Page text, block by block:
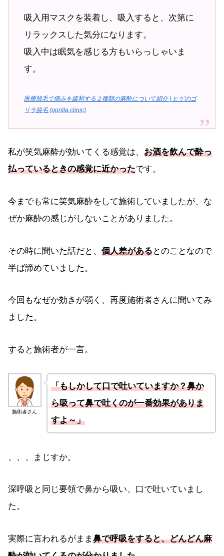
吸入用マスクを装着し、吸入すると、次第に
リラックスした気分になります。
吸入中は眠気を感じる方もいらっしゃいま
す。
医療脱毛で痛みを緩和する２種類の麻酔について紹介 | ヒゲのゴ
リラ脱毛 (gorilla.clinic)
私が笑気麻酔が効いてくる感覚は、 お酒を飲んで酔っ
払っているときの感覚に近かったです。
今までも常に笑気麻酔をして施術していましたが、な
ぜか麻酔の感じがしないことがありました。
その時に聞いた話だと、 個人差があるとのことなので
半ば諦めていました。
今回もなぜか効きが弱く、再度施術者さんに聞いてみ
ました。
すると施術者が一言。
施術者さん
「もしかして口で吐いていますか？鼻か
ら吸って鼻で吐くのが一番効果がありま
すよ～」
、、、まじすか。
深呼吸と同じ要領で鼻から吸い、口で吐いていまし
た。
実際に言われるがまま 鼻で呼吸をすると、どんどん麻